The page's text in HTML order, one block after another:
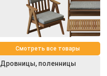
Смотреть все товары
Дровницы, поленницы